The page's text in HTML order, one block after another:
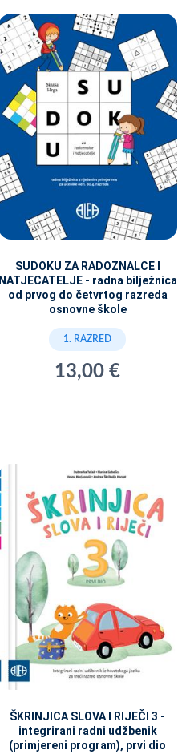
SUDOKU ZA RADOZNALCE I
NATJECATELJE - radna bilježnica
od prvog do četvrtog razreda
osnovne škole
1. RAZRED
13,00 €
ŠKRINJICA SLOVA I RIJEČI 3 -
integrirani radni udžbenik
(primjereni program), prvi dio